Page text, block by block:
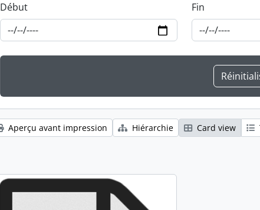
Début Fin
Aperçu avant impression Hiérarchie Card view